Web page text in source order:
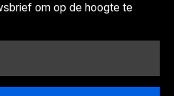
om op de hoogte te